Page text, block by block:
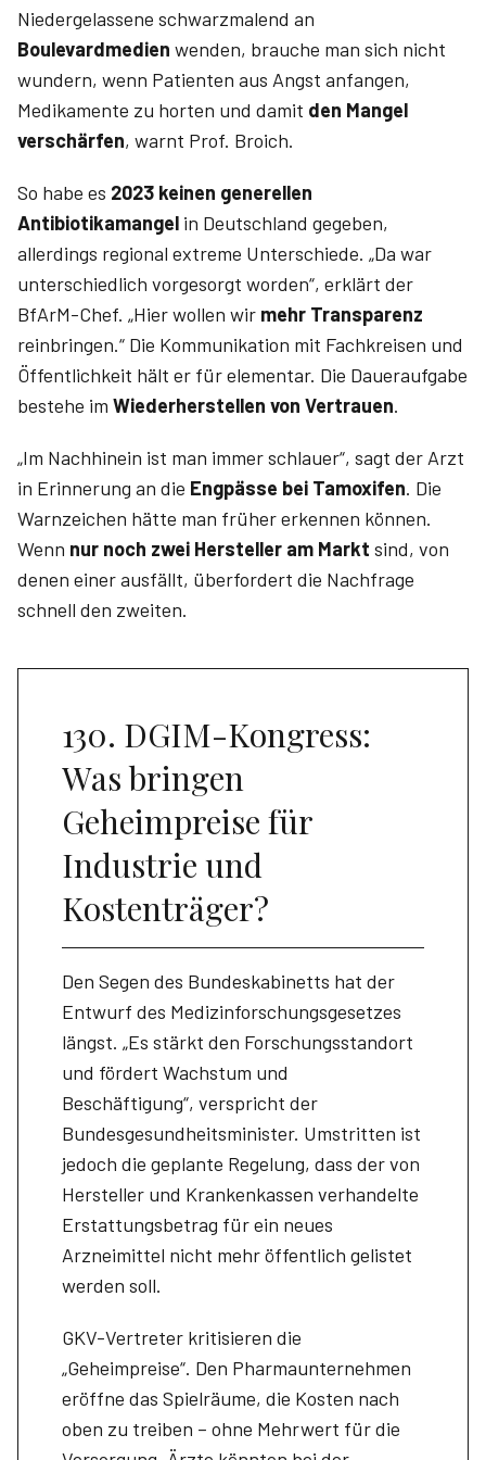
Niedergelassene schwarzmalend an
Boulevardmedien wenden, brauche man sich nicht
wundern, wenn Patienten aus Angst anfangen,
Medikamente zu horten und damit den Mangel
verschärfen, warnt Prof. Broich.
So habe es 2023 keinen generellen
Antibiotikamangel in Deutschland gegeben,
allerdings regional extreme Unterschiede. „Da war
unterschiedlich vorgesorgt worden“, erklärt der
BfArM-Chef. „Hier wollen wir mehr Transparenz
reinbringen.“ Die Kommunikation mit Fachkreisen und
Öffentlichkeit hält er für elementar. Die Daueraufgabe
bestehe im Wiederherstellen von Vertrauen.
„Im Nachhinein ist man immer schlauer“, sagt der Arzt
in Erinnerung an die Engpässe bei Tamoxifen. Die
Warnzeichen hätte man früher erkennen können.
Wenn nur noch zwei Hersteller am Markt sind, von
denen einer ausfällt, überfordert die Nachfrage
schnell den zweiten.
130. DGIM-Kongress:
Was bringen
Geheimpreise für
Industrie und
Kostenträger?
Den Segen des Bundeskabinetts hat der
Entwurf des Medizinforschungsgesetzes
längst. „Es stärkt den Forschungsstandort
und fördert Wachstum und
Beschäftigung“, verspricht der
Bundesgesundheitsminister. Umstritten ist
jedoch die geplante Regelung, dass der von
Hersteller und Krankenkassen verhandelte
Erstattungsbetrag für ein neues
Arzneimittel nicht mehr öffentlich gelistet
werden soll.
GKV-Vertreter kritisieren die
„Geheimpreise“. Den Pharmaunternehmen
eröffne das Spielräume, die Kosten nach
oben zu treiben – ohne Mehrwert für die